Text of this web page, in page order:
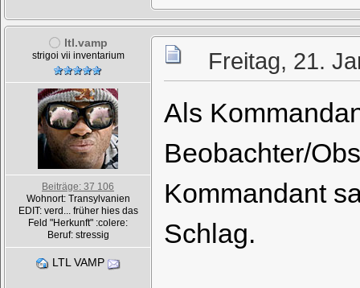
ltl.vamp
strigoi vii inventarium
Beiträge: 37 106
Wohnort: Transylvanien
EDIT: verd... früher hies das
Feld "Herkunft" :colere:
Beruf: stressig
LTL VAMP
Freitag, 21.
Als
Beobachter/
Kommandant
Schlag.